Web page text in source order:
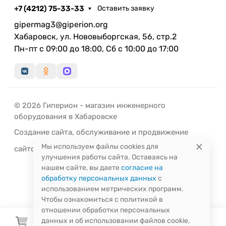
способствует быстрому обучению, развитию
интуиции, творческой фантазии.
Известно, что змеевик способствует повышению
давление, благотворно влияет на органы
простудных заболеваниях, воспалительных
процессах в почках и пищеварительной системе.
В XIX веке нагретый серпентинит считался
надежной охраной при эпидемиях холеры.
Многие русские купцы имели при себе талисман
именно из этого камня. Энергетическое поле
серпентинита по частоте вибрации близко к
полю человека, поэтому и усиливает его. Это
приводит к улучшению и оздоровлению всего
организма.
+7 (4212) 75-33-33 Оставить заявку
gipermag3@giperion.org
Хабаровск, ул. Нововыборгская, 56, стр.2
Пн-пт с 09:00 до 18:00, Сб с 10:00 до 17:00
© 2026 Гиперион - магазин инженерного
оборудования в Хабаровске
Создание сайта, обслуживание и продвижение
сайтов
-РЭДЛАЙН
Мы используем файлы cookies для
улучшения работы сайта. Оставаясь на
нашем сайте, вы даете согласие на
обработку персональных данных с
использованием метрических программ.
Чтобы ознакомиться с политикой в
отношении обработки персональных
данных и об использовании файлов cookie,